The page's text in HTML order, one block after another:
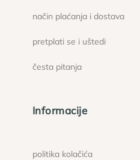
način plaćanja i dostava
pretplati se i uštedi
česta pitanja
Informacije
politika kolačića